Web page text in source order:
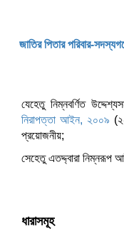
জাতির পিতার পরিবার-
যেহেতু নিম্নবর্ণিত
নিরাপত্তা আইন, ২০০৯
প্রয়োজনীয়;
সেহেতু এতদ্দ্বারা নিম্নরূপ
ধারাসমূহ